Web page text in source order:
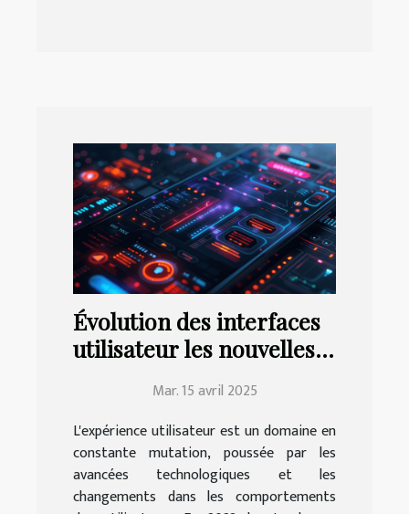
Évolution des interfaces
utilisateur les nouvelles
applications mobiles en
2023
Mar. 15 avril 2025
L'expérience utilisateur est un domaine en
constante mutation, poussée par les
avancées technologiques et les
changements dans les comportements